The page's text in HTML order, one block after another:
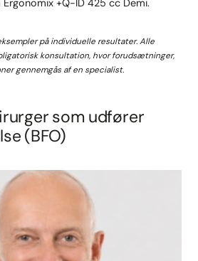
+Q-ID 425 cc Demi.
på individuelle resultater. Alle
konsultation, hvor forudsætninger,
gennemgås af en specialist.
som udfører
(BFO)